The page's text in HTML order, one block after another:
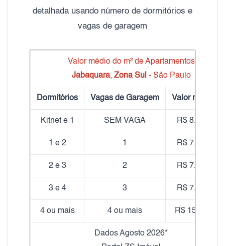
detalhada usando número de dormitórios e
vagas de garagem
Valor médio do m² de Apartamentos
Jabaquara, Zona Sul - São Paulo
Dormitórios Vagas de Garagem Valor médio m²
Kitnet e 1 SEM VAGA R$ 8.575,98
1 e 2 1 R$ 7.239,65
2 e 3 2 R$ 7.783,88
3 e 4 3 R$ 7.654,90
4 ou mais 4 ou mais R$ 15.594,06
Dados Agosto 2026*